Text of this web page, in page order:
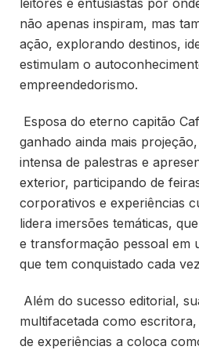
leitores e entusiastas por
não apenas inspiram, mas
ação, explorando destinos,
estimulam o
empreendedorismo.
Esposa do eterno capitão
ganhado ainda mais
intensa de palestras e
exterior, participando de
corporativos e experiências
lidera imersões temáticas,
e transformação pessoal em
que tem conquistado cada
Além do sucesso editorial,
multifacetada como
de experiências a coloca